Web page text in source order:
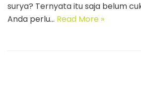
surya? Ternyata itu saja belum
Anda perlu… Read More »